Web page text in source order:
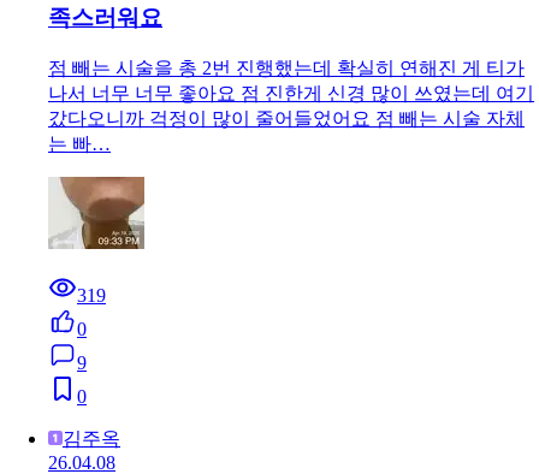
족스러워요
점 빼는 시술을 총 2번 진행했는데 확실히 연해진 게 티가
나서 너무 너무 좋아요 점 진한게 신경 많이 쓰였는데 여기
갔다오니까 걱정이 많이 줄어들었어요 점 빼는 시술 자체
는 빠…
319
0
9
0
김주옥
26.04.08